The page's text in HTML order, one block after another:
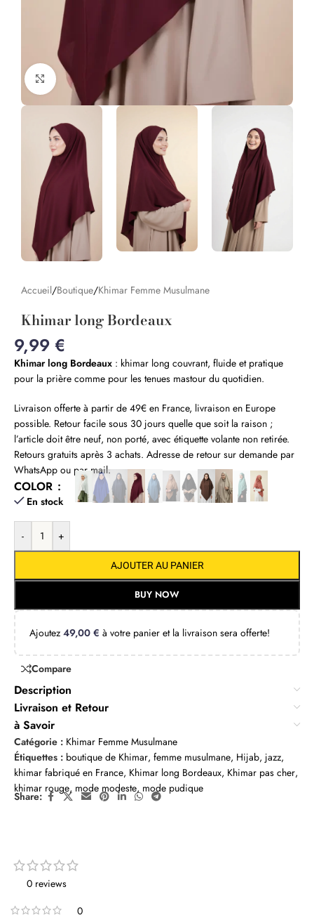
Click to enlarge
Accueil/Boutique/Khimar Femme Musulmane
Khimar long Bordeaux
9,99 €
Khimar long Bordeaux : khimar long couvrant, fluide et pratique
pour la prière comme pour les tenues mastour du quotidien.
Livraison offerte à partir de 49€ en France, livraison en Europe
possible. Retour facile sous 30 jours quelle que soit la raison ;
l’article doit être neuf, non porté, avec étiquette volante non retirée.
Retours gratuits après 3 achats. Adresse de retour sur demande par
WhatsApp ou par mail.
COLOR
En stock
- +
AJOUTER AU PANIER
BUY NOW
Ajoutez 49,00 € à votre panier et la livraison sera offerte!
Compare
Description
Livraison et Retour
à Savoir
Catégorie : Khimar Femme Musulmane
Étiquettes : boutique de Khimar, femme musulmane, Hijab, jazz,
khimar fabriqué en France, Khimar long Bordeaux, Khimar pas cher,
khimar rouge, mode modeste, mode pudique
Share:
0 reviews
0